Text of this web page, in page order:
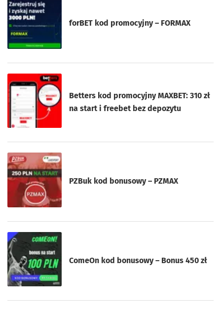
forBET kod promocyjny – FORMAX
Betters kod promocyjny MAXBET: 310 zł
na start i freebet bez depozytu
PZBuk kod bonusowy – PZMAX
ComeOn kod bonusowy – Bonus 450 zł